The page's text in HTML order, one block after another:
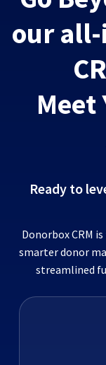
our
Meet
Ready to
Donorbox CRM
smarter donor
streamlined